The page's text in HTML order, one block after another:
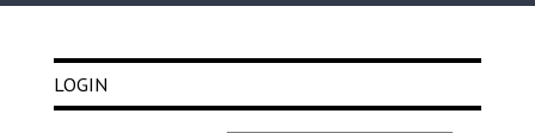
LOGIN